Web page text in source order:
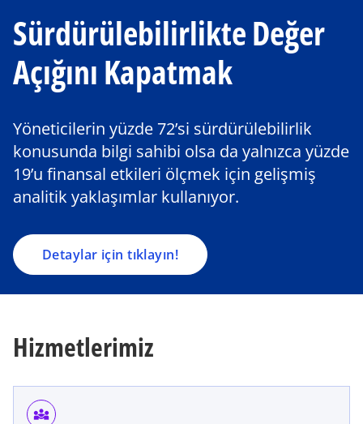
Sürdürülebilirlikte Değer
Açığını Kapatmak
Yöneticilerin yüzde 72’si sürdürülebilirlik
konusunda bilgi sahibi olsa da yalnızca yüzde
19’u finansal etkileri ölçmek için gelişmiş
analitik yaklaşımlar kullanıyor.
Detaylar için tıklayın!
Hizmetlerimiz
diversity_3